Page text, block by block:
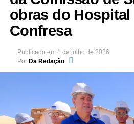
obras do
Confresa
Publicado em 1 de julho de 2026
Por Da Redação